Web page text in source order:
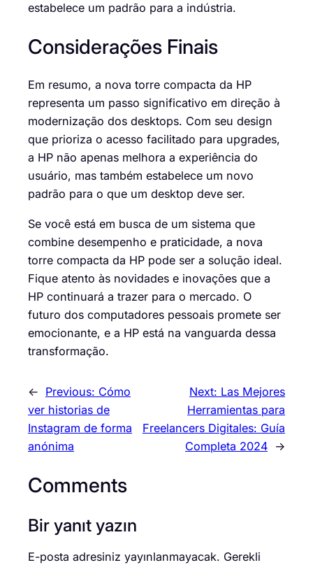
estabelece um padrão para a indústria.
Considerações Finais
Em resumo, a nova torre compacta da HP
representa um passo significativo em direção à
modernização dos desktops. Com seu design
que prioriza o acesso facilitado para upgrades,
a HP não apenas melhora a experiência do
usuário, mas também estabelece um novo
padrão para o que um desktop deve ser.
Se você está em busca de um sistema que
combine desempenho e praticidade, a nova
torre compacta da HP pode ser a solução ideal.
Fique atento às novidades e inovações que a
HP continuará a trazer para o mercado. O
futuro dos computadores pessoais promete ser
emocionante, e a HP está na vanguarda dessa
transformação.
← Previous: Cómo
ver historias de
Instagram de forma
anónima
Next: Las Mejores
Herramientas para
Freelancers Digitales: Guía
Completa 2024 →
Comments
Bir yanıt yazın
E-posta adresiniz yayınlanmayacak. Gerekli